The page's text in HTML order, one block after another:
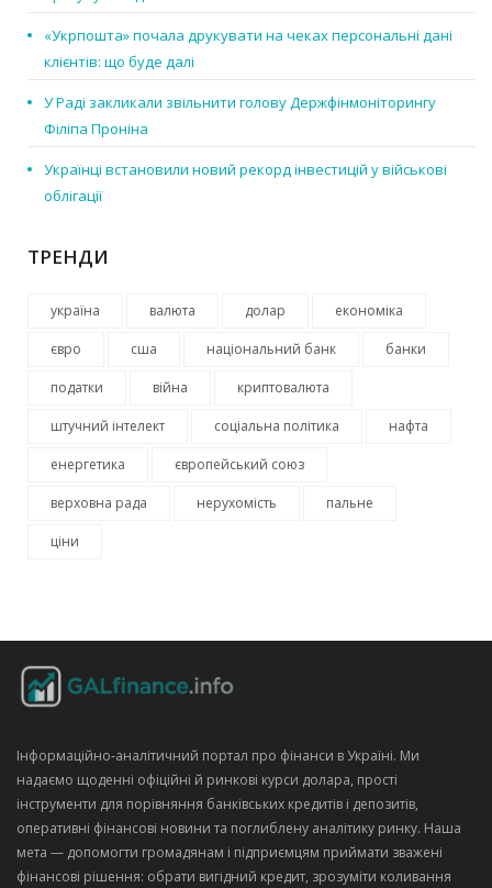
«Укрпошта» почала друкувати на чеках персональні дані
клієнтів: що буде далі
У Раді закликали звільнити голову Держфінмоніторингу
Філіпа Проніна
Українці встановили новий рекорд інвестицій у військові
облігації
ТРЕНДИ
україна валюта долар економіка
євро сша національний банк банки
податки війна криптовалюта
штучний інтелект соціальна політика нафта
енергетика європейський союз
верховна рада нерухомість пальне
ціни
Інформаційно‑аналітичний портал про фінанси в Україні. Ми
надаємо щоденні офіційні й ринкові курси долара, прості
інструменти для порівняння банківських кредитів і депозитів,
оперативні фінансові новини та поглиблену аналітику ринку. Наша
мета — допомогти громадянам і підприємцям приймати зважені
фінансові рішення: обрати вигідний кредит, зрозуміти коливання